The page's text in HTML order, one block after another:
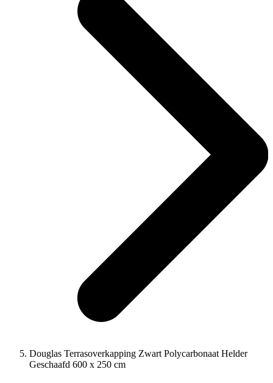
Douglas Terrasoverkapping Zwart Polycarbonaat Helder
Geschaafd 600 x 250 cm